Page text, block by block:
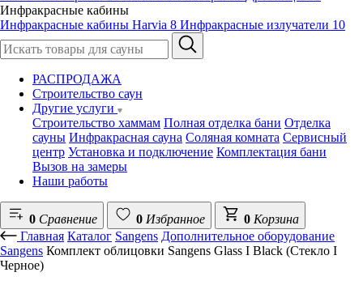
Инфракрасные кабины
Инфракрасные кабины Harvia 8 Инфракрасные излучатели 10
РАСПРОДАЖА
Строительство саун
Другие услуги
Строительство хаммам Полная отделка бани Отделка
сауны Инфракрасная сауна Соляная комната Сервисный
центр Установка и подключение Комплектация бани
Вызов на замеры
Наши работы
0 Сравнение 0 Избранное 0 Корзина
Главная Каталог Sangens Дополнительное оборудование
Sangens Комплект облицовки Sangens Glass I Black (Стекло I
Черное)